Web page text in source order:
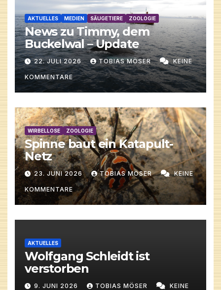
AKTUELLES MEDIEN SÄUGETIERE ZOOLOGIE
News zu Timmy, dem
Buckelwal – Update
22. JULI 2026 TOBIAS MÖSER KEINE
KOMMENTARE
WIRBELLOSE ZOOLOGIE
Spinne baut ein Katapult-
Netz
23. JUNI 2026 TOBIAS MÖSER KEINE
KOMMENTARE
AKTUELLES
Wolfgang Schleidt ist
verstorben
9. JUNI 2026 TOBIAS MÖSER KEINE